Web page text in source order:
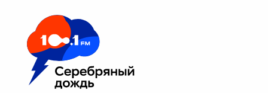
Москва 100.1 FM